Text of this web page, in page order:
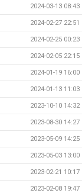
2024-03-13 08:43
2024-02-27 22:51
2024-02-25 00:23
2024-02-05 22:15
2024-01-19 16:00
2024-01-13 11:03
2023-10-10 14:32
2023-08-30 14:27
2023-05-09 14:25
2023-05-03 13:00
2023-02-21 10:17
2023-02-08 19:47